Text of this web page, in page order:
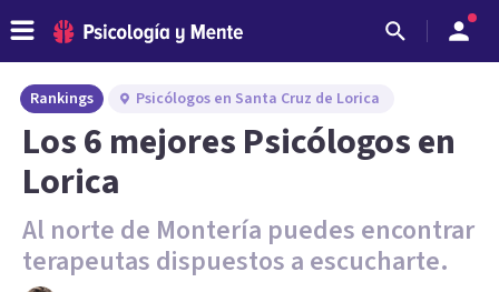
Rankings Psicólogos en Santa Cruz de Lorica
Los 6 mejores Psicólogos en
Lorica
Al norte de Montería puedes encontrar
terapeutas dispuestos a escucharte.